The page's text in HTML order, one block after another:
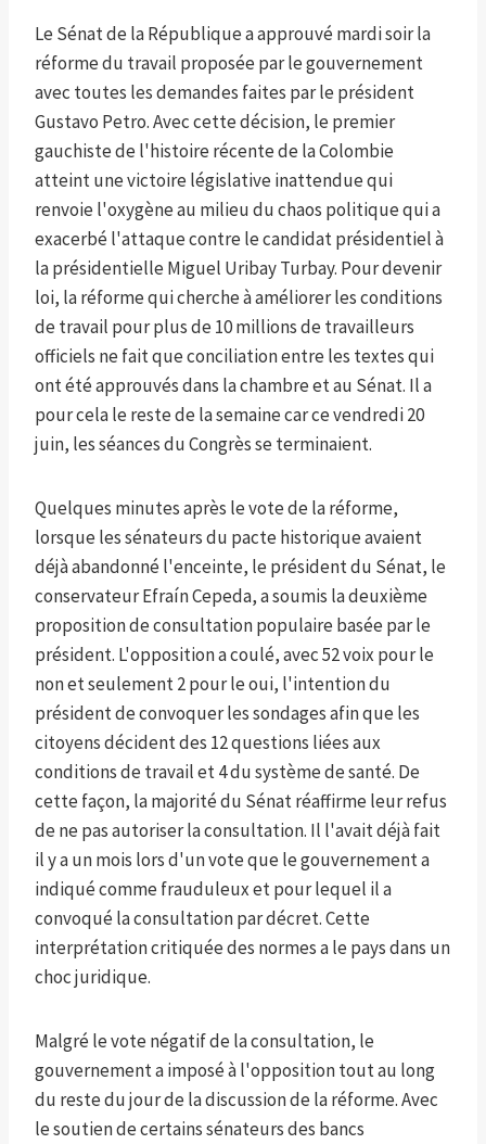
Le Sénat de la République a approuvé mardi soir la
réforme du travail proposée par le gouvernement
avec toutes les demandes faites par le président
Gustavo Petro. Avec cette décision, le premier
gauchiste de l'histoire récente de la Colombie
atteint une victoire législative inattendue qui
renvoie l'oxygène au milieu du chaos politique qui a
exacerbé l'attaque contre le candidat présidentiel à
la présidentielle Miguel Uribay Turbay. Pour devenir
loi, la réforme qui cherche à améliorer les conditions
de travail pour plus de 10 millions de travailleurs
officiels ne fait que conciliation entre les textes qui
ont été approuvés dans la chambre et au Sénat. Il a
pour cela le reste de la semaine car ce vendredi 20
juin, les séances du Congrès se terminaient.
Quelques minutes après le vote de la réforme,
lorsque les sénateurs du pacte historique avaient
déjà abandonné l'enceinte, le président du Sénat, le
conservateur Efraín Cepeda, a soumis la deuxième
proposition de consultation populaire basée par le
président. L'opposition a coulé, avec 52 voix pour le
non et seulement 2 pour le oui, l'intention du
président de convoquer les sondages afin que les
citoyens décident des 12 questions liées aux
conditions de travail et 4 du système de santé. De
cette façon, la majorité du Sénat réaffirme leur refus
de ne pas autoriser la consultation. Il l'avait déjà fait
il y a un mois lors d'un vote que le gouvernement a
indiqué comme frauduleux et pour lequel il a
convoqué la consultation par décret. Cette
interprétation critiquée des normes a le pays dans un
choc juridique.
Malgré le vote négatif de la consultation, le
gouvernement a imposé à l'opposition tout au long
du reste du jour de la discussion de la réforme. Avec
le soutien de certains sénateurs des bancs